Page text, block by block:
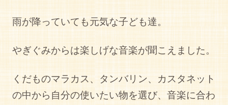
雨が降っていても元気な子ども達。
やぎぐみからは楽しげな音楽が聞こえました。
くだものマラカス、タンバリン、カスタネット
の中から自分の使いたい物を選び、音楽に合わ